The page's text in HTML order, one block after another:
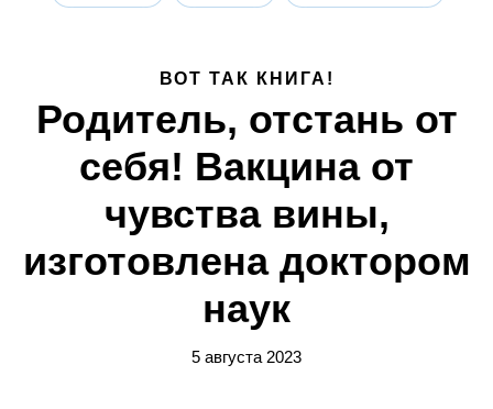
ВОТ ТАК КНИГА!
Родитель, отстань от
себя! Вакцина от
чувства вины,
изготовлена доктором
наук
5 августа 2023